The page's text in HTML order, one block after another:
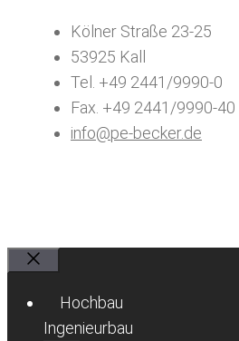
Kölner Straße 23-25
53925 Kall
Tel. +49 2441/9990-0
Fax. +49 2441/9990-40
info@pe-becker.de
Hochbau
Ingenieurbau